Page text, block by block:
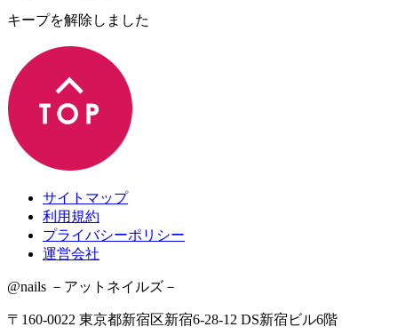
キープを解除しました
サイトマップ
利用規約
プライバシーポリシー
運営会社
@nails －アットネイルズ－
〒160-0022 東京都新宿区新宿6-28-12 DS新宿ビル6階